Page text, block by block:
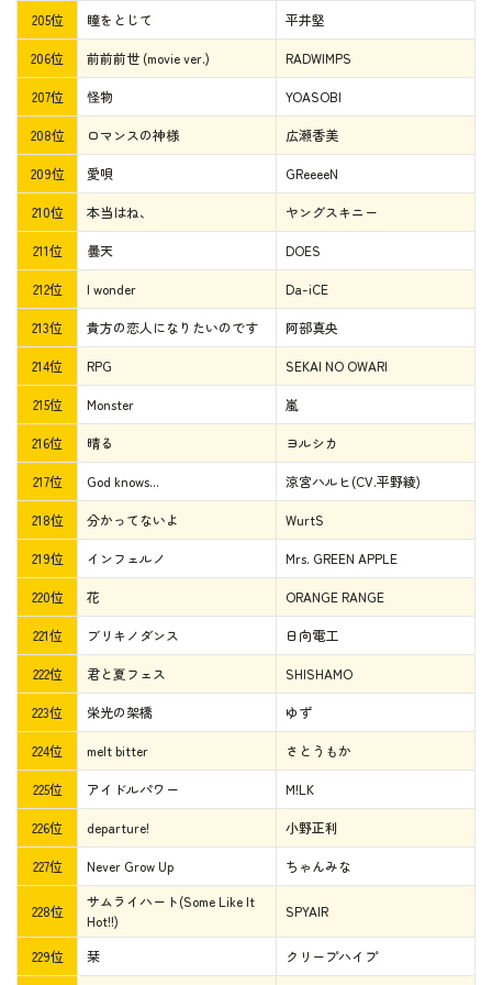
205位 瞳をとじて 平井堅
206位 前前前世 (movie ver.) RADWIMPS
207位 怪物 YOASOBI
208位 ロマンスの神様 広瀬香美
209位 愛唄 GReeeeN
210位 本当はね、 ヤングスキニー
211位 曇天 DOES
212位 I wonder Da-iCE
213位 貴方の恋人になりたいのです 阿部真央
214位 RPG SEKAI NO OWARI
215位 Monster 嵐
216位 晴る ヨルシカ
217位 God knows... 涼宮ハルヒ(CV.平野綾)
218位 分かってないよ WurtS
219位 インフェルノ Mrs. GREEN APPLE
220位 花 ORANGE RANGE
221位 ブリキノダンス 日向電工
222位 君と夏フェス SHISHAMO
223位 栄光の架橋 ゆず
224位 melt bitter さとうもか
225位 アイドルパワー M!LK
226位 departure! 小野正利
227位 Never Grow Up ちゃんみな
228位
サムライハート(Some Like It
Hot!!)
SPYAIR
229位 栞 クリープハイプ